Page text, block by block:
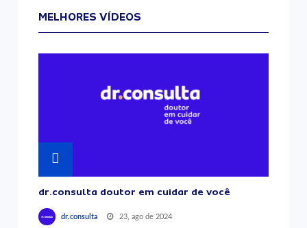
MELHORES VÍDEOS
dr.consulta doutor em cuidar de você
dr.consulta 23, ago de 2024